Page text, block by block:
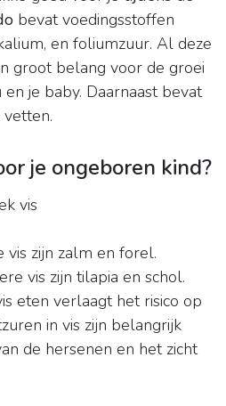
bevat voedingsstoffen
en foliumzuur. Al deze
groot belang voor de groei
en je baby. Daarnaast bevat
je ongeboren kind?
vis
zijn zalm en forel.
vis zijn tilapia en schol.
eten verlaagt het risico op
in vis zijn belangrijk
de hersenen en het zicht